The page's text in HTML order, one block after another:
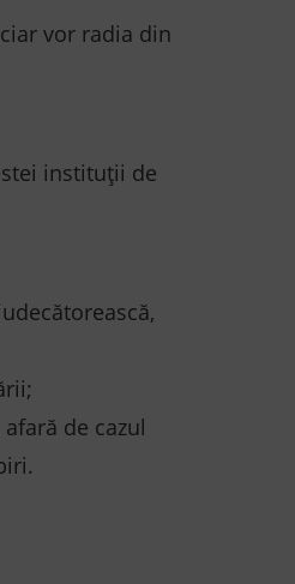
vor radia din
instituții de
de cazul